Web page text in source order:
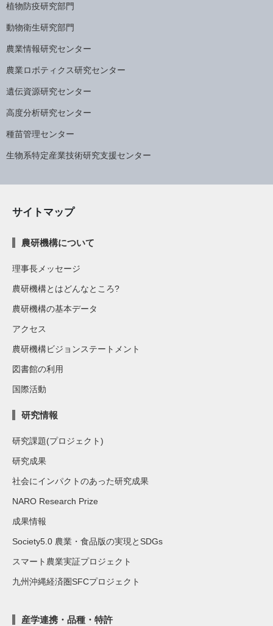
植物防疫研究部門
動物衛生研究部門
農業情報研究センター
農業ロボティクス研究センター
遺伝資源研究センター
高度分析研究センター
種苗管理センター
生物系特定産業技術研究支援センター
サイトマップ
農研機構について
理事長メッセージ
農研機構とはどんなところ?
農研機構の基本データ
アクセス
農研機構ビジョンステートメント
図書館の利用
国際活動
研究情報
研究課題(プロジェクト)
研究成果
社会にインパクトのあった研究成果
NARO Research Prize
成果情報
Society5.0 農業・食品版の実現とSDGs
スマート農業実証プロジェクト
九州沖縄経済圏SFCプロジェクト
産学連携・品種・特許